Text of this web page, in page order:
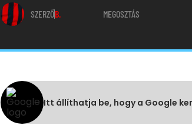
SZERZŐB. MEGOSZTÁS
Itt állíthatja be, hogy a Google